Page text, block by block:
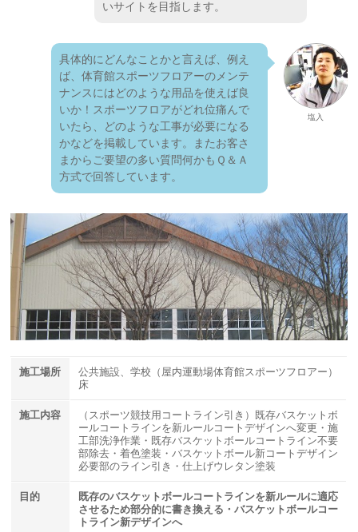
いサイトを目指します。
塩入
具体的にどんなことかと言えば、例え
ば、体育館スポーツフロアーのメンテ
ナンスにはどのような用品を使えば良
いか！スポーツフロアがどれ位痛んで
いたら、どのような工事が必要になる
かなどを掲載しています。またお客さ
まからご要望の多い質問何かもＱ＆Ａ
方式で回答しています。
施工場所
公共施設、学校（屋内運動場体育館スポーツフロアー）
床
施工内容
（スポーツ競技用コートライン引き）既存バスケットボ
ールコートラインを新ルールコートデザインへ変更・施
工部洗浄作業・既存バスケットボールコートライン不要
部除去・着色塗装・バスケットボール新コートデザイン
必要部のライン引き・仕上げウレタン塗装
目的
既存のバスケットボールコートラインを新ルールに適応
させるため部分的に書き換える・バスケットボールコー
トライン新デザインへ